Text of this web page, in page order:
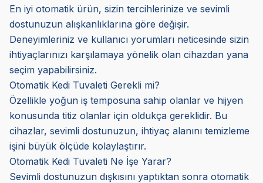
En iyi otomatik ürün, sizin tercihlerinize ve sevimli
dostunuzun alışkanlıklarına göre değişir.
Deneyimleriniz ve kullanıcı yorumları neticesinde sizin
ihtiyaçlarınızı karşılamaya yönelik olan cihazdan yana
seçim yapabilirsiniz.
Otomatik Kedi Tuvaleti Gerekli mi?
Özellikle yoğun iş temposuna sahip olanlar ve hijyen
konusunda titiz olanlar için oldukça gereklidir. Bu
cihazlar, sevimli dostunuzun, ihtiyaç alanını temizleme
işini büyük ölçüde kolaylaştırır.
Otomatik Kedi Tuvaleti Ne İşe Yarar?
Sevimli dostunuzun dışkısını yaptıktan sonra otomatik